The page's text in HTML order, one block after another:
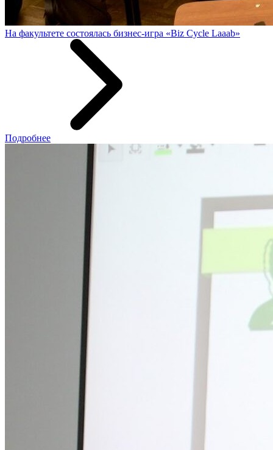
На факультете состоялась бизнес-игра «Biz Cycle Laaab»
Подробнее